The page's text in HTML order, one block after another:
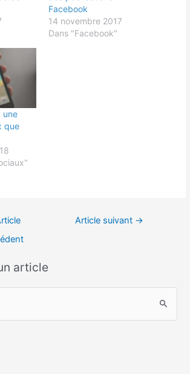
Facebook
14 novembre 2017
Dans "Facebook"
une
que
Article suivant →
article